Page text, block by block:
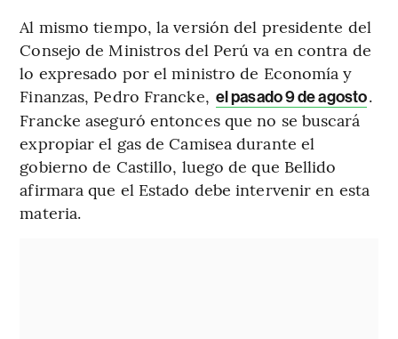
Al mismo tiempo, la versión del presidente del
Consejo de Ministros del Perú va en contra de
lo expresado por el ministro de Economía y
Finanzas, Pedro Francke, el pasado 9 de agosto.
Francke aseguró entonces que no se buscará
expropiar el gas de Camisea durante el
gobierno de Castillo, luego de que Bellido
afirmara que el Estado debe intervenir en esta
materia.